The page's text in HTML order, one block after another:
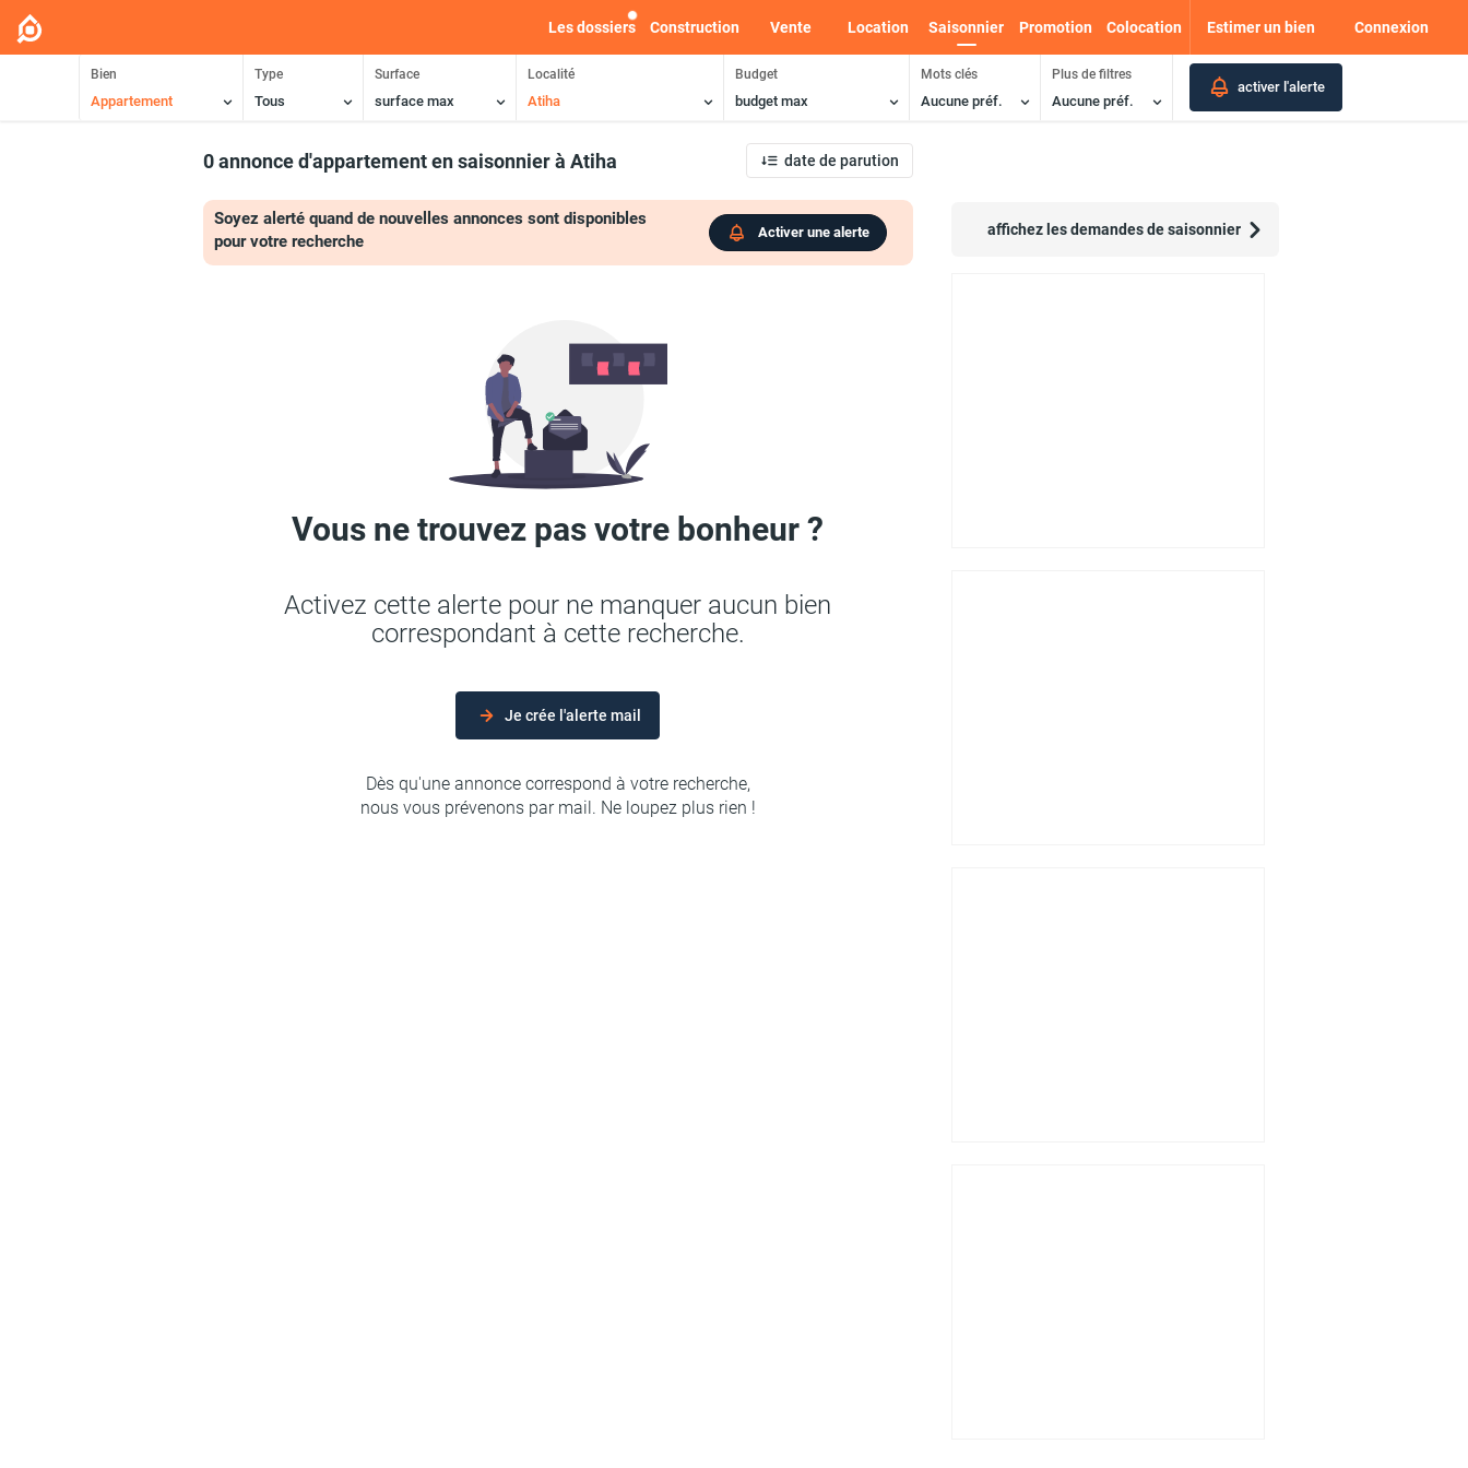
Estimer un bien Connexion
Les dossiers Construction Vente Location Saisonnier Promotion Colocation
Bien
Appartement
Type
Tous
Surface
surface max
Localité
Atiha
Budget
budget max
Mots clés
Aucune préf.
Plus de filtres
Aucune préf.
activer l'alerte
0 annonce d'appartement en saisonnierà Atiha date de parution
Soyez alerté quand de nouvelles annonces sont disponibles
pour votre recherche
Activer une alerte
Vous ne trouvez pas votre bonheur ?
Activez cette alerte pour ne manquer aucun bien
correspondant à cette recherche.
Je crée l'alerte mail
Dès qu'une annonce correspond à votre recherche,
nous vous prévenons par mail. Ne loupez plus rien !
affichez les demandes de saisonnier